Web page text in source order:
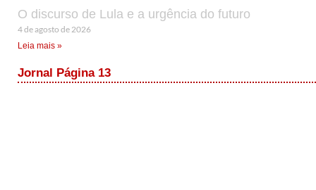
O discurso de Lula e a urgência do futuro
4 de agosto de 2026
Leia mais »
Jornal Página 13